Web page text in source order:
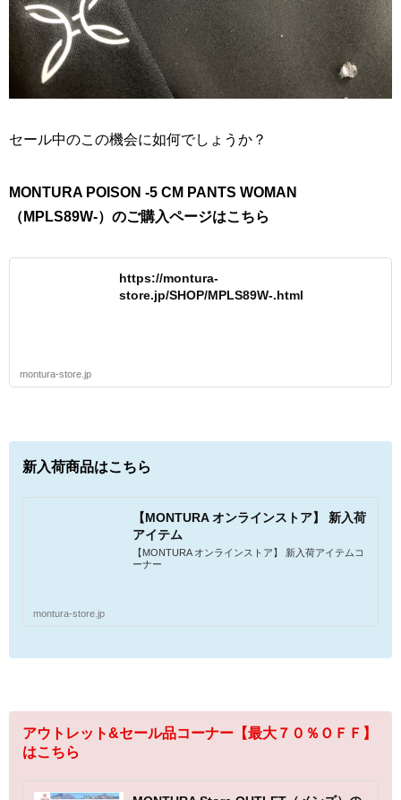
セール中のこの機会に如何でしょうか？
MONTURA POISON -5 CM PANTS WOMAN
（MPLS89W-）のご購入ページはこちら
https://montura-
store.jp/SHOP/MPLS89W-.html
montura-store.jp
新入荷商品はこちら
【MONTURA オンラインストア】 新入荷
アイテム
【MONTURA オンラインストア】 新入荷アイテムコ
ーナー
montura-store.jp
アウトレット&セール品コーナー【最大７０％ＯＦＦ】
はこちら